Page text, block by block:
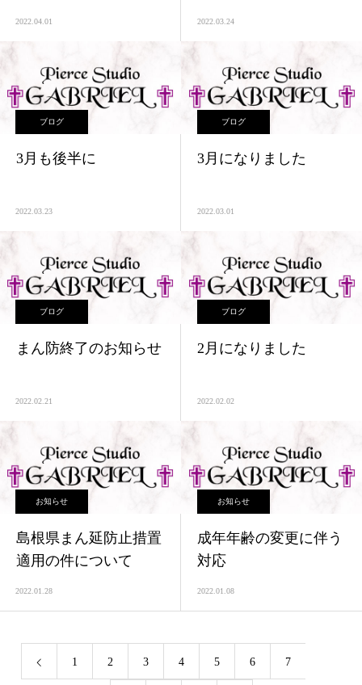
2022.04.01 2022.03.24
ブログ
3月も後半に
2022.03.23
ブログ
3月になりました
2022.03.01
ブログ
まん防終了のお知らせ
2022.02.21
ブログ
2月になりました
2022.02.02
お知らせ
島根県まん延防止措置
適用の件について
2022.01.28
お知らせ
成年年齢の変更に伴う
対応
2022.01.08
1 2 3 4 5 6 7